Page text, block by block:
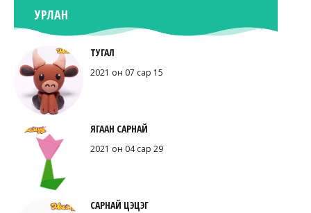
УРЛАН
ТУГАЛ
2021 он 07 сар 15
ЯГААН САРНАЙ
2021 он 04 сар 29
САРНАЙ ЦЭЦЭГ